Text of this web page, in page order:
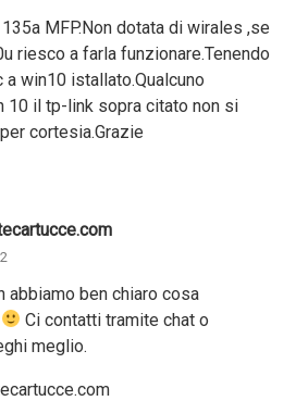
MFP.Non dotata di wirales ,se
riesco a farla funzionare.Tenendo
win10 istallato.Qualcuno
10 il tp-link sopra citato non si
cortesia.Grazie
abbiamo ben chiaro cosa
Ci contatti tramite chat o
meglio.